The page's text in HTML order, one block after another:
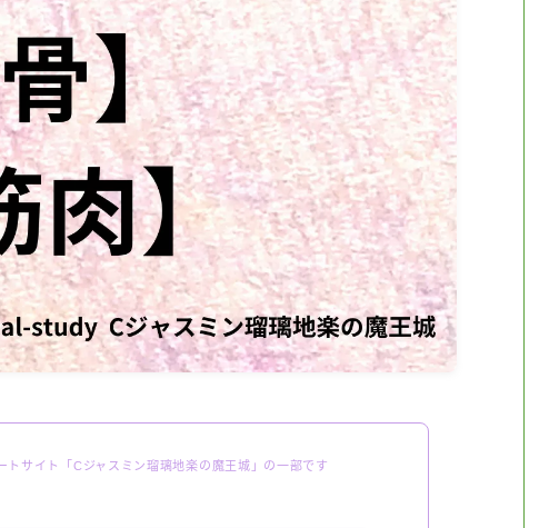
トサイト「Cジャスミン瑠璃地楽の魔王城」の一部です